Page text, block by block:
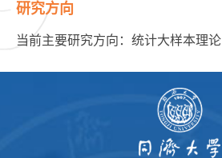
研究方向
当前主要研究方向：统计大样本理论